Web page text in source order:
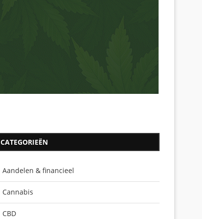
CATEGORIEËN
Aandelen & financieel
Cannabis
CBD